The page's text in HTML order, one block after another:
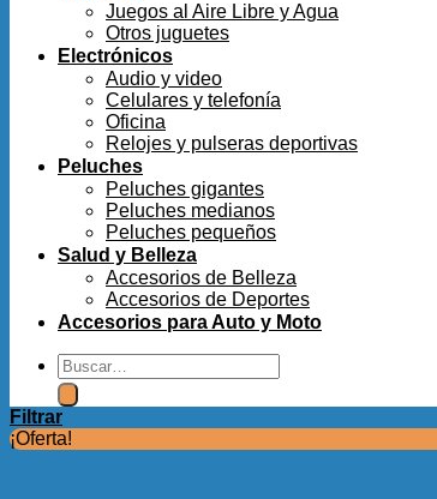
Juegos al Aire Libre y Agua
Otros juguetes
Electrónicos
Audio y video
Celulares y telefonía
Oficina
Relojes y pulseras deportivas
Peluches
Peluches gigantes
Peluches medianos
Peluches pequeños
Salud y Belleza
Accesorios de Belleza
Accesorios de Deportes
Accesorios para Auto y Moto
Buscar
por:
Filtrar
¡Oferta!